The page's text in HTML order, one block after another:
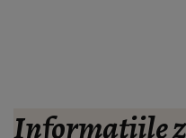
Informațiile